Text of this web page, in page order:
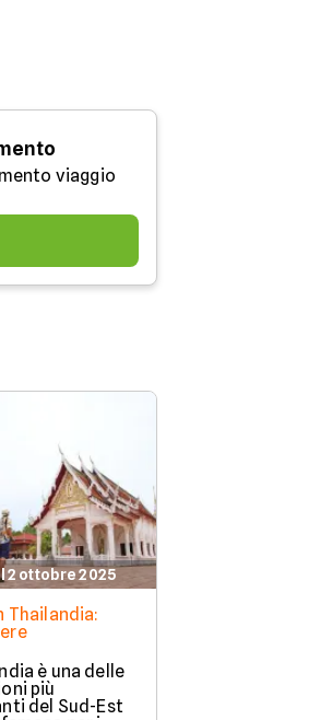
viaggio
2 ottobre 2025
Thailandia:
è una delle
più
del Sud-Est